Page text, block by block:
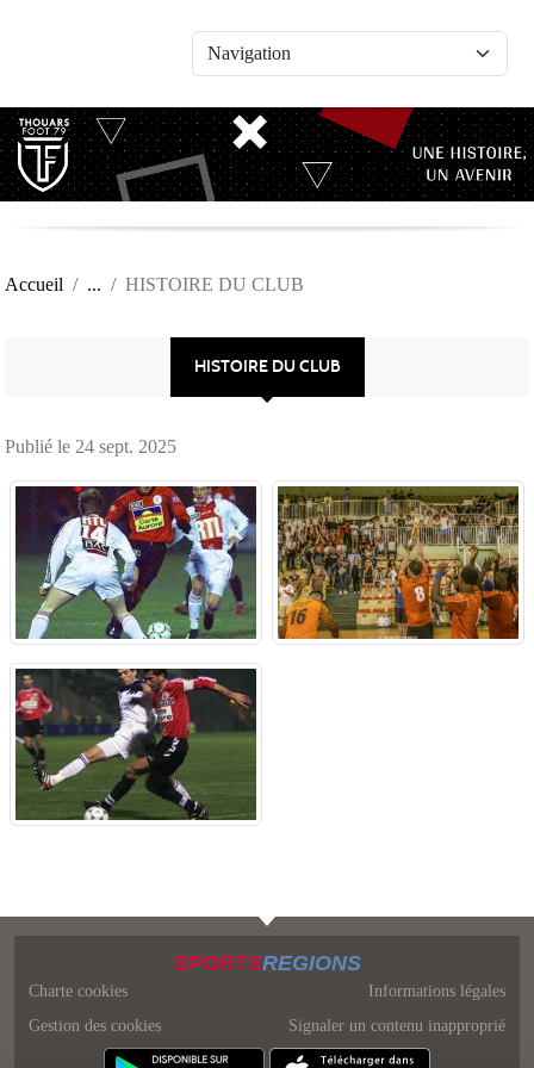
Accueil HISTOIRE DU CLUB
HISTOIRE DU CLUB
Publié le 24 sept. 2025
SPORTSREGIONS
Charte cookies
Gestion des cookies
Informations légales
Signaler un contenu inapproprié